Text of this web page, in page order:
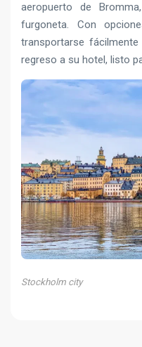
aeropuerto de
furgoneta. Con
transportarse
regreso a su hotel, listo
Stockholm city